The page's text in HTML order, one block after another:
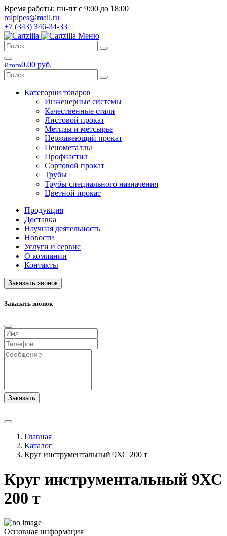
Время работы: пн-пт с 9:00 до 18:00
rolpipes@mail.ru
+7 (343) 346-34-33
Меню
Итого0.00 руб.
Категории товаров
Инженерные системы
Качественные стали
Листовой прокат
Метизы и метсырье
Нержавеющий прокат
Пенометаллы
Профнастил
Сортовой прокат
Трубы
Трубы специального назначения
Цветной прокат
Продукция
Доставка
Научная деятельность
Новости
Услуги и сервис
О компании
Контакты
Заказать звонок
Заказать звонок
Заказать
Главная
Каталог
Круг инструментальный 9ХС 200 т
Круг инструментальный 9ХС
200 т
Основная информация